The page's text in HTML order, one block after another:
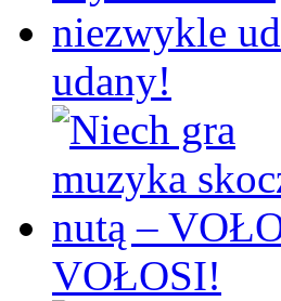
udany!
VOŁOSI!